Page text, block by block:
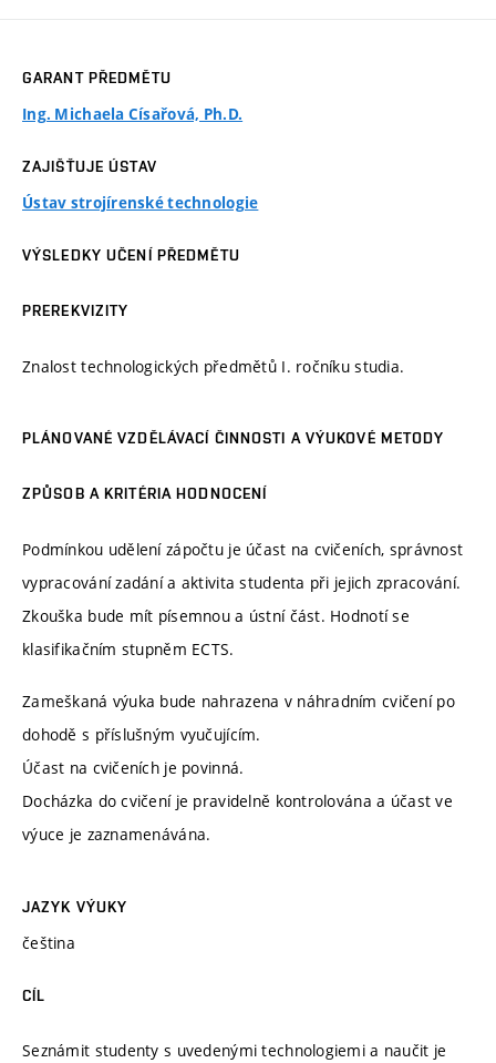
GARANT PŘEDMĚTU
Ing. Michaela Císařová, Ph.D.
ZAJIŠŤUJE ÚSTAV
Ústav strojírenské technologie
VÝSLEDKY UČENÍ PŘEDMĚTU
PREREKVIZITY
Znalost technologických předmětů I. ročníku studia.
PLÁNOVANÉ VZDĚLÁVACÍ ČINNOSTI A VÝUKOVÉ METODY
ZPŮSOB A KRITÉRIA HODNOCENÍ
Podmínkou udělení zápočtu je účast na cvičeních, správnost
vypracování zadání a aktivita studenta při jejich zpracování.
Zkouška bude mít písemnou a ústní část. Hodnotí se
klasifikačním stupněm ECTS.
Zameškaná výuka bude nahrazena v náhradním cvičení po
dohodě s příslušným vyučujícím.
Účast na cvičeních je povinná.
Docházka do cvičení je pravidelně kontrolována a účast ve
výuce je zaznamenávána.
JAZYK VÝUKY
čeština
CÍL
Seznámit studenty s uvedenými technologiemi a naučit je